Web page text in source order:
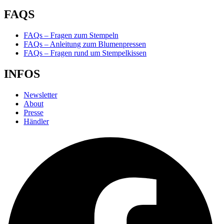
FAQS
FAQs – Fragen zum Stempeln
FAQs – Anleitung zum Blumenpressen
FAQs – Fragen rund um Stempelkissen
INFOS
Newsletter
About
Presse
Händler